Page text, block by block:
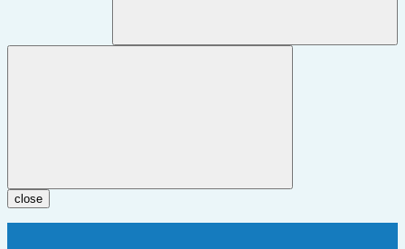
close